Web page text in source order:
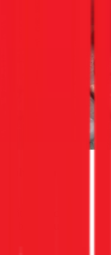
Bạch Tại
lượng công
5 bước chuyên